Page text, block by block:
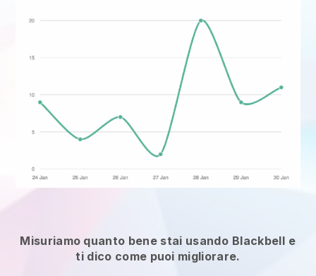
Misuriamo quanto bene stai usando Blackbell e
ti dico come puoi migliorare.